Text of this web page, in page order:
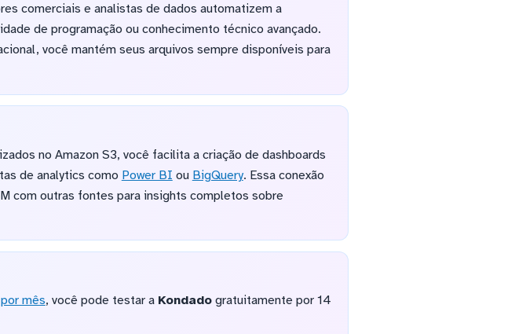
comerciais e analistas de dados automatizem a
de programação ou conhecimento técnico avançado.
você mantém seus arquivos sempre disponíveis para
no Amazon S3, você facilita a criação de dashboards
de analytics como Power BI ou BigQuery. Essa conexão
com outras fontes para insights completos sobre
por mês, você pode testar a Kondadogratuitamente por 14